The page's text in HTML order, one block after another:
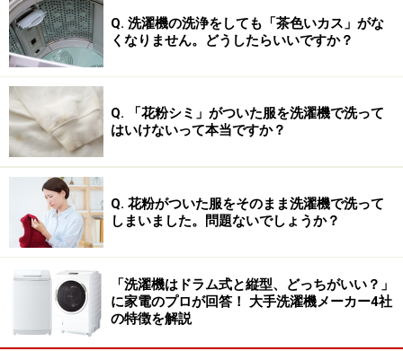
1位：パナソニック ／ 177票
パナソニックの洗濯機は、予洗いなしで皮脂汚れをラク
に落とす「汚れはがしコース」や、アパレルメーカー監
修の「ダウンジャケットコース」など、自宅で本格的な
衣類ケアができる高機能さが魅力です。また「スマホで
洗濯」機能や洗剤の自動投入など、日々の利便性を高め
る最新機能も充実しています。
回答者にパナソニックを選んだ理由を聞くと、以下のよ
うな声が寄せられました。
「洗剤・柔軟剤に加えておしゃれ着洗剤も自動
Q. 洗濯機の洗浄をしても「茶色いカス」がな
くなりません。どうしたらいいですか？
Q. 「花粉シミ」がついた服を洗濯機で洗って
はいけないって本当ですか？
Q. 花粉がついた服をそのまま洗濯機で洗って
しまいました。問題ないでしょうか？
「洗濯機はドラム式と縦型、どっちがいい？」
に家電のプロが回答！ 大手洗濯機メーカー4社
の特徴を解説